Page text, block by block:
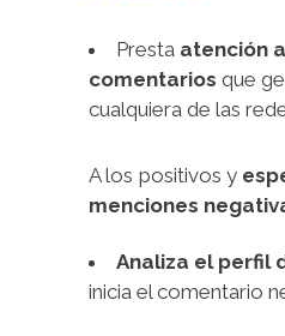
Presta atención
comentarios que
cualquiera de las
A los positivos y
menciones
Analiza el perfil
inicia el comentario